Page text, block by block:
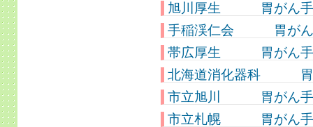
旭川厚生 胃がん手
手稲渓仁会 胃がん
帯広厚生 胃がん手
北海道消化器科 胃
市立旭川 胃がん手
市立札幌 胃がん手